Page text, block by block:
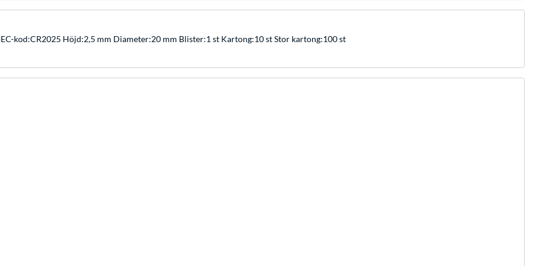
kod:CR2025 Höjd:2,5 mm Diameter:20 mm Blister:1 st Kartong:10 st Stor kartong:100 st